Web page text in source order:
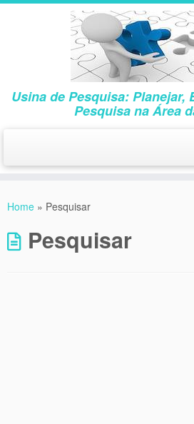
Usina de Pesquisa: Planejar,
Pesquisa na Área
Home » Pesquisar
Pesquisar